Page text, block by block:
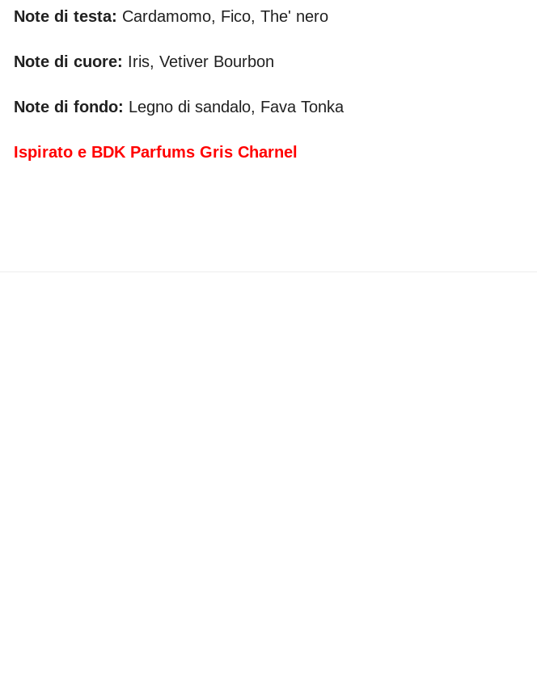
Note di testa: Cardamomo, Fico, The' nero
Note di cuore: Iris, Vetiver Bourbon
Note di fondo: Legno di sandalo, Fava Tonka
Ispirato e BDK Parfums Gris Charnel